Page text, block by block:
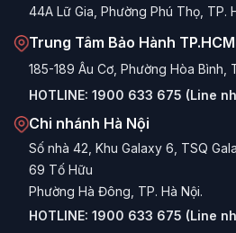
44A Lữ Gia, Phường Phú Thọ, TP.
Trung Tâm Bảo Hành
185-189 Âu Cơ, Phường Hòa Bình,
HOTLINE: 1900 633 675 (Line
Chi nhánh Hà Nội
Số nhà 42, Khu Galaxy 6, TSQ
69 Tố Hữu
Phường Hà Đông, TP. Hà Nội.
HOTLINE: 1900 633 675 (Line